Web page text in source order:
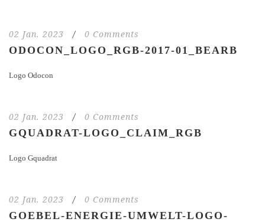
02 Jan. 2023 / 0 Comments
ODOCON_LOGO_RGB-2017-01_BEARB
Logo Odocon
02 Jan. 2023 / 0 Comments
GQUADRAT-LOGO_CLAIM_RGB
Logo Gquadrat
02 Jan. 2023 / 0 Comments
GOEBEL-ENERGIE-UMWELT-LOGO-